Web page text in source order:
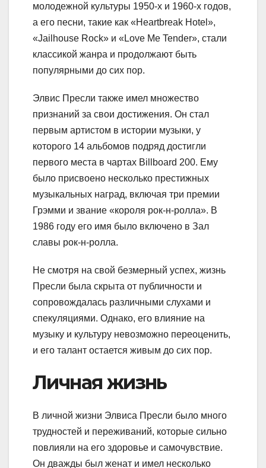
молодежной культуры 1950-х и 1960-х годов,
а его песни, такие как «Heartbreak Hotel»,
«Jailhouse Rock» и «Love Me Tender», стали
классикой жанра и продолжают быть
популярными до сих пор.
Элвис Пресли также имел множество
признаний за свои достижения. Он стал
первым артистом в истории музыки, у
которого 14 альбомов подряд достигли
первого места в чартах Billboard 200. Ему
было присвоено несколько престижных
музыкальных наград, включая три премии
Грэмми и звание «короля рок-н-ролла». В
1986 году его имя было включено в Зал
славы рок-н-ролла.
Не смотря на свой безмерный успех, жизнь
Пресли была скрыта от публичности и
сопровождалась различными слухами и
спекуляциями. Однако, его влияние на
музыку и культуру невозможно переоценить,
и его талант остается живым до сих пор.
Личная жизнь
В личной жизни Элвиса Пресли было много
трудностей и переживаний, которые сильно
повлияли на его здоровье и самочувствие.
Он дважды был женат и имел несколько